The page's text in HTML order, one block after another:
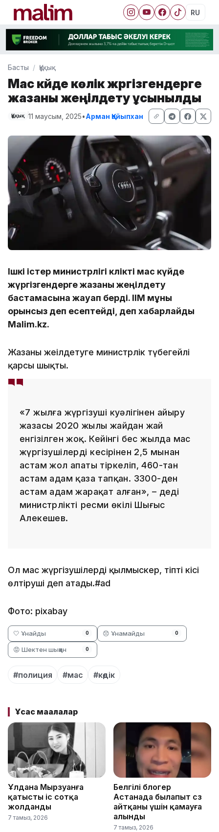
RU
Басты Құқық
Мас күйде көлік жүргізгендерге
жазаны жеңілдету ұсынылды
Құқық 11 маусым, 2025•Арман Қайыпхан
Ішкі істер министрлігі көлікті мас күйде
жүргізгендерге жазаны жеңілдету
бастамасына жауап берді. ІІМ мұны
орынсыз деп есептейді, деп хабарлайды
Malim.kz.
Жазаны жеңілдетуге министрлік түбегейлі
қарсы шықты.
«7 жылға жүргізуші куәлігінен айыру
жазасы 2020 жылы жайдан жай
енгізілген жоқ. Кейінгі бес жылда мас
жүргізушілердің кесірінен 2,5 мыңнан
астам жол апаты тіркеліп, 460-тан
астам адам қаза тапқан. 3300-ден
астам адам жарақат алған», – деді
министрліктің ресми өкілі Шыңғыс
Алекешев.
Ол мас жүргізушілерді қылмыскер, тіпті кісі
өлтіруші деп атады.#ad
Фото: pixabay
🤍 Ұнайды 0 😞 Ұнамайды 0
😡 Шектен шыққан 0
#полиция #мас #көдік
Ұқсас мақалалар
Ұлдана Мырзуанға
қатысты іс сотқа
жолданды
7 тамыз, 2026
Белгілі блогер
Астанада былапыт сөз
айтқаны үшін қамауға
алынды
7 тамыз, 2026